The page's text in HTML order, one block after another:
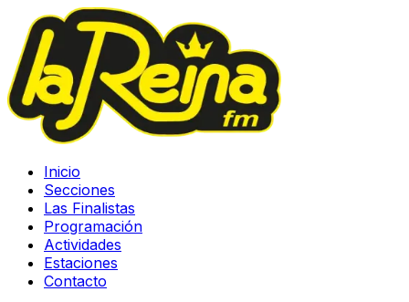
Inicio
Secciones
Las Finalistas
Programación
Actividades
Estaciones
Contacto